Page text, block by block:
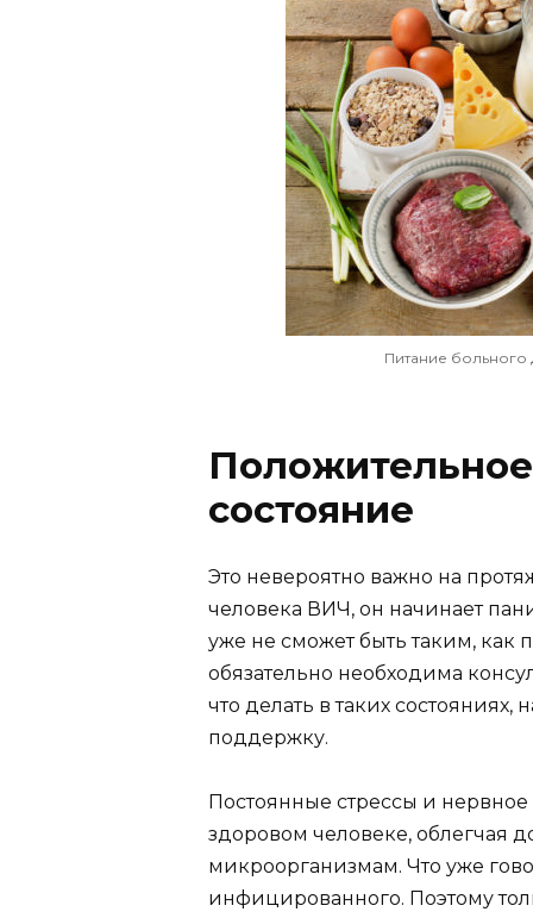
Питание
состояние
Это невероятно важно на
человека ВИЧ, он начинает
уже не сможет быть таким, как
обязательно необходима
что делать в таких
поддержку.
Постоянные стрессы и
здоровом человеке, облегчая
микроорганизмам. Что уже
инфицированного. Поэтому